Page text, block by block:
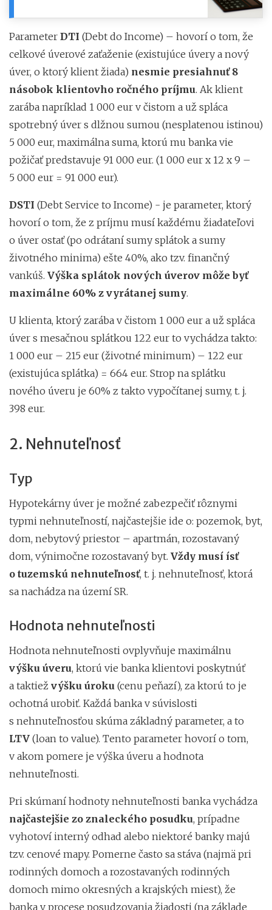
Parameter DTI (Debt do Income) – hovorí o tom, že
celkové úverové zaťaženie (existujúce úvery a nový
úver, o ktorý klient žiada) nesmie presiahnuť 8
násobok klientovho ročného príjmu. Ak klient
zarába napríklad 1 000 eur v čistom a už spláca
spotrebný úver s dlžnou sumou (nesplatenou istinou)
5 000 eur, maximálna suma, ktorú mu banka vie
požičať predstavuje 91 000 eur. (1 000 eur x 12 x 9 –
5 000 eur = 91 000 eur).
DSTI (Debt Service to Income) - je parameter, ktorý
hovorí o tom, že z príjmu musí každému žiadateľovi
o úver ostať (po odrátaní sumy splátok a sumy
životného minima) ešte 40%, ako tzv. finančný
vankúš. Výška splátok nových úverov môže byť
maximálne 60% z vyrátanej sumy.
U klienta, ktorý zarába v čistom 1 000 eur a už spláca
úver s mesačnou splátkou 122 eur to vychádza takto:
1 000 eur – 215 eur (životné minimum) – 122 eur
(existujúca splátka) = 664 eur. Strop na splátku
nového úveru je 60% z takto vypočítanej sumy, t. j.
398 eur.
2. Nehnuteľnosť
Typ
Hypotekárny úver je možné zabezpečiť rôznymi
typmi nehnuteľností, najčastejšie ide o: pozemok, byt,
dom, nebytový priestor – apartmán, rozostavaný
dom, výnimočne rozostavaný byt. Vždy musí ísť
o tuzemskú nehnuteľnosť, t. j. nehnuteľnosť, ktorá
sa nachádza na území SR.
Hodnota nehnuteľnosti
Hodnota nehnuteľnosti ovplyvňuje maximálnu
výšku úveru, ktorú vie banka klientovi poskytnúť
a taktiež výšku úroku (cenu peňazí), za ktorú to je
ochotná urobiť. Každá banka v súvislosti
s nehnuteľnosťou skúma základný parameter, a to
LTV (loan to value). Tento parameter hovorí o tom,
v akom pomere je výška úveru a hodnota
nehnuteľnosti.
Pri skúmaní hodnoty nehnuteľnosti banka vychádza
najčastejšie zo znaleckého posudku, prípadne
vyhotoví interný odhad alebo niektoré banky majú
tzv. cenové mapy. Pomerne často sa stáva (najmä pri
rodinných domoch a rozostavaných rodinných
domoch mimo okresných a krajských miest), že
banka v procese posudzovania žiadosti (na základe